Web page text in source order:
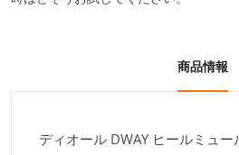
商品情報
ディオール DWAY ヒールミュ